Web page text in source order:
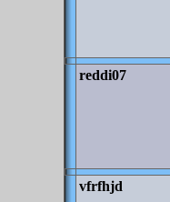
reddi07
vfrfhjd